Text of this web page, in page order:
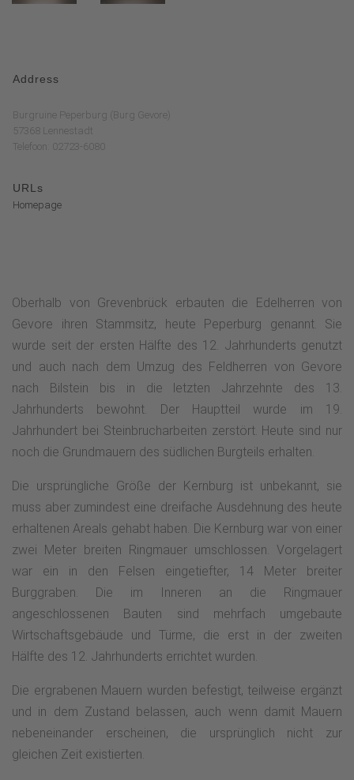
Address
Burgruine Peperburg (Burg Gevore)
57368 Lennestadt
Telefoon: 02723-6080
URLs
Homepage
Oberhalb von Grevenbrück erbauten die Edelherren von
Gevore ihren Stammsitz, heute Peperburg genannt. Sie
wurde seit der ersten Hälfte des 12. Jahrhunderts genutzt
und auch nach dem Umzug des Feldherren von Gevore
nach Bilstein bis in die letzten Jahrzehnte des 13.
Jahrhunderts bewohnt. Der Hauptteil wurde im 19.
Jahrhundert bei Steinbrucharbeiten zerstört. Heute sind nur
noch die Grundmauern des südlichen Burgteils erhalten.
Die ursprüngliche Größe der Kernburg ist unbekannt, sie
muss aber zumindest eine dreifache Ausdehnung des heute
erhaltenen Areals gehabt haben. Die Kernburg war von einer
zwei Meter breiten Ringmauer umschlossen. Vorgelagert
war ein in den Felsen eingetiefter, 14 Meter breiter
Burggraben. Die im Inneren an die Ringmauer
angeschlossenen Bauten sind mehrfach umgebaute
Wirtschaftsgebäude und Türme, die erst in der zweiten
Hälfte des 12. Jahrhunderts errichtet wurden.
Die ergrabenen Mauern wurden befestigt, teilweise ergänzt
und in dem Zustand belassen, auch wenn damit Mauern
nebeneinander erscheinen, die ursprünglich nicht zur
gleichen Zeit existierten.